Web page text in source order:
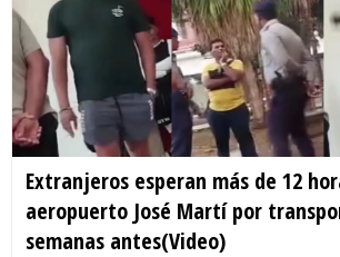
Extranjeros esperan más de 12
aeropuerto José Martí por
semanas antes(Video)